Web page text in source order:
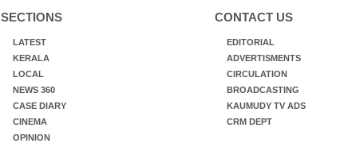
SECTIONS
LATEST
KERALA
LOCAL
NEWS 360
CASE DIARY
CINEMA
OPINION
CONTACT US
EDITORIAL
ADVERTISMENTS
CIRCULATION
BROADCASTING
KAUMUDY TV ADS
CRM DEPT